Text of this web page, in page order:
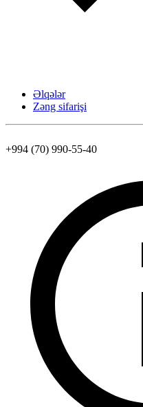
Əlqələr
Zəng sifarişi
+994 (70) 990-55-40